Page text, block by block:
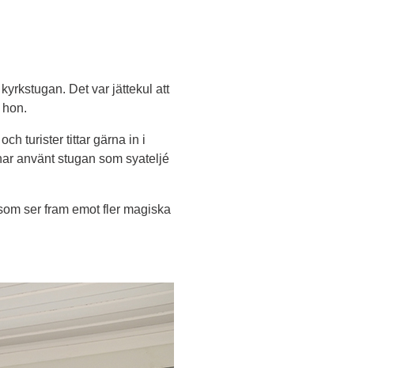
Det var jättekul att
turister tittar gärna in i
använt stugan som syateljé
ser fram emot fler magiska